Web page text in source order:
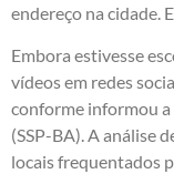
endereço na cidade.
Embora estivesse
vídeos em redes
conforme informou a
(SSP-BA). A análise
locais frequentados